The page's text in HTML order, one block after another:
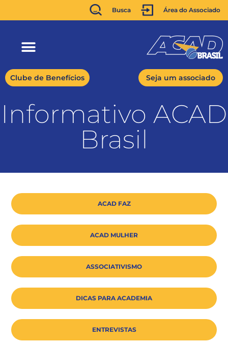
Busca Área do Associado
Clube de Benefícios Seja um associado
Informativo ACAD
Brasil
ACAD FAZ
ACAD MULHER
ASSOCIATIVISMO
DICAS PARA ACADEMIA
ENTREVISTAS